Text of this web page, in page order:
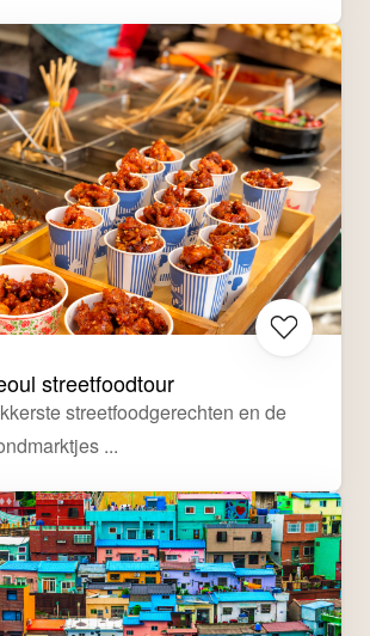
streetfoodtour
streetfoodgerechten en de
...